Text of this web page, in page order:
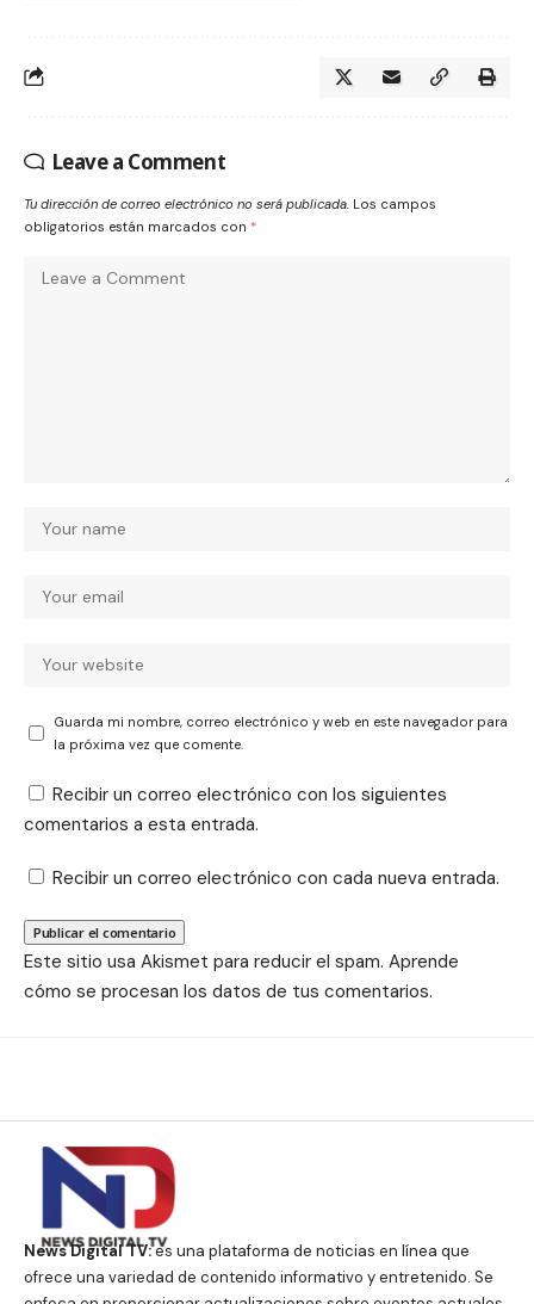
Leave a Comment
Tu dirección de correo electrónico no será publicada. Los campos
obligatorios están marcados con *
Guarda mi nombre, correo electrónico y web en este navegador para
la próxima vez que comente.
Recibir un correo electrónico con los siguientes
comentarios a esta entrada.
Recibir un correo electrónico con cada nueva entrada.
Este sitio usa Akismet para reducir el spam. Aprende
cómo se procesan los datos de tus comentarios.
News Digital TV:es una plataforma de noticias en línea que
ofrece una variedad de contenido informativo y entretenido. Se